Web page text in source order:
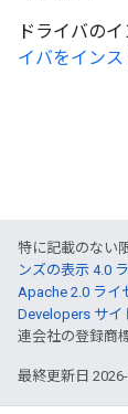
ドライバの
イバをイン
特に記載のない
ンズの表示 4.0
Apache 2.0 ライ
Developers サイ
連会社の登録商
最終更新日 2026-